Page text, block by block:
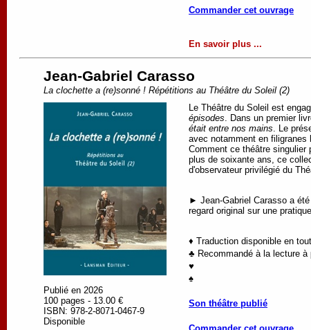
Commander cet ouvrage
En savoir plus ...
Jean-Gabriel Carasso
La clochette a (re)sonné ! Répétitions au Théâtre du Soleil (2)
Publié en 2026
100 pages - 13.00 €
ISBN: 978-2-8071-0467-9
Disponible
Le Théâtre du Soleil est
épisodes. Dans un premier
était entre nos mains. Le
avec notamment en filigranes
Comment ce théâtre
plus de soixante ans, ce
d'observateur privilégié du
► Jean-Gabriel Carasso a
regard original sur une
♦ Traduction disponible en
♣ Recommandé à la lecture
♥
♠
Son théâtre publié